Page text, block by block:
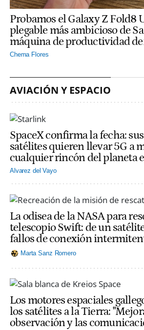
Probamos el Galaxy Z Fold8
plegable más ambicioso de
máquina de productividad
Chema Flores
AVIACIÓN Y ESPACIO
SpaceX confirma la fecha:
satélites quieren llevar 5G a
cualquier rincón del planeta
Alvarez del Vayo
La odisea de la NASA para
telescopio Swift: de un
fallos de conexión
Marta Sanz Romero
Los motores espaciales
los satélites a la Tierra:
observación y las